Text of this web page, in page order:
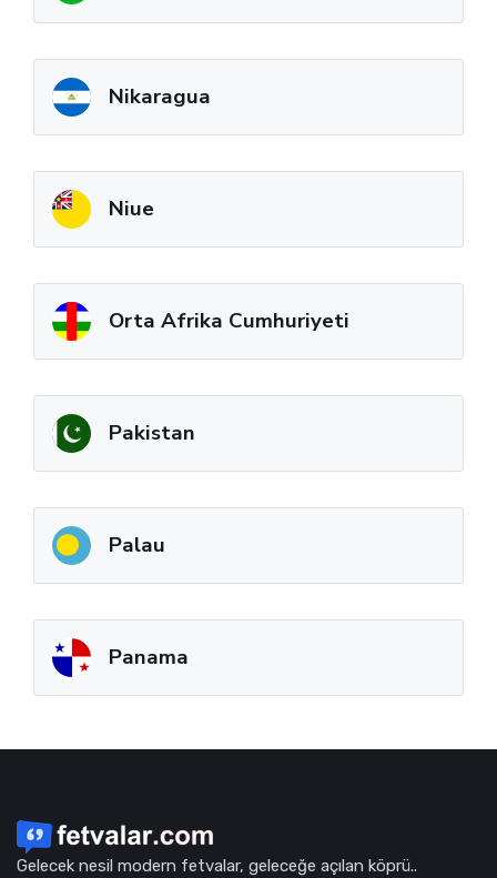
Nikaragua
Niue
Orta Afrika Cumhuriyeti
Pakistan
Palau
Panama
Gelecek nesil modern fetvalar, geleceğe açılan köprü..